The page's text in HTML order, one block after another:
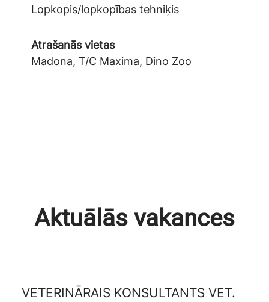
Lopkopis/lopkopības tehniķis
Atrašanās vietas
Madona, T/C Maxima, Dino Zoo
Aktuālās vakances
VETERINĀRAIS KONSULTANTS VET.